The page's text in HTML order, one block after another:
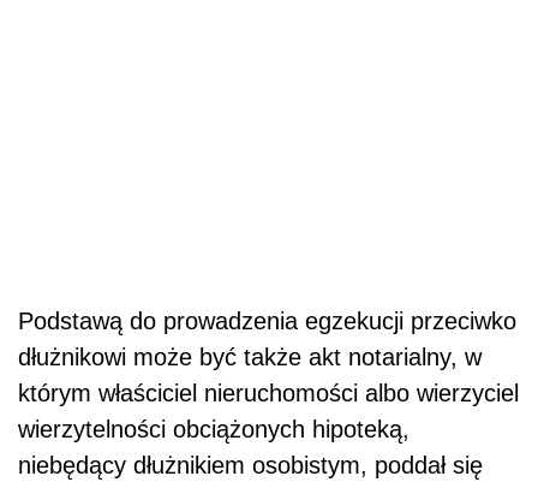
Podstawą do prowadzenia egzekucji przeciwko
dłużnikowi może być także akt notarialny, w
którym właściciel nieruchomości albo wierzyciel
wierzytelności obciążonych hipoteką,
niebędący dłużnikiem osobistym, poddał się